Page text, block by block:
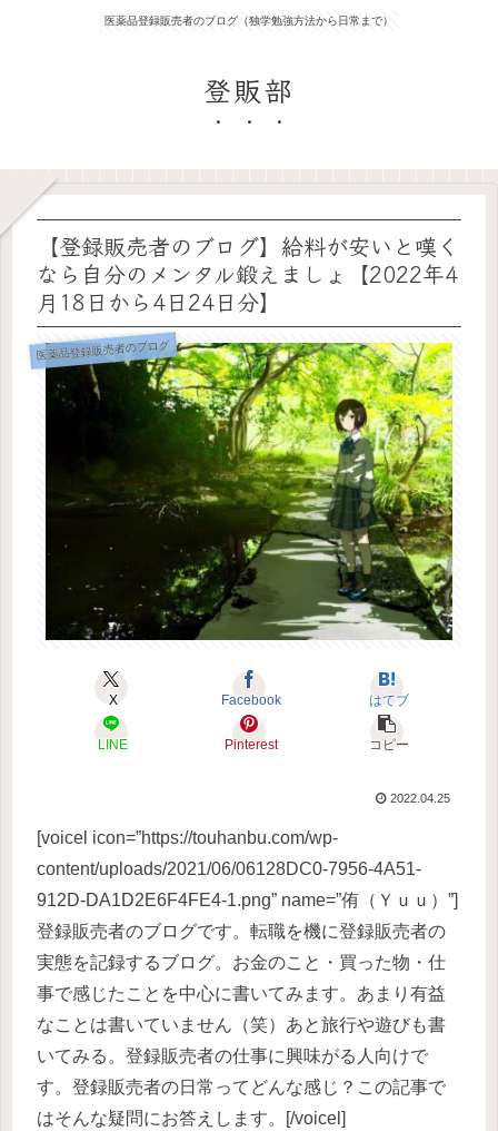
医薬品登録販売者のブログ（独学勉強方法から日常まで）
登販部
【登録販売者のブログ】給料が安いと嘆く
なら自分のメンタル鍛えましょ【2022年4
月18日から4日24日分】
医薬品登録販売者のブログ
X Facebook はてブ
LINE Pinterest コピー
2022.04.25
[voicel icon=”https://touhanbu.com/wp-
content/uploads/2021/06/06128DC0-7956-4A51-
912D-DA1D2E6F4FE4-1.png” name=”侑（Ｙｕｕ）”]
登録販売者のブログです。転職を機に登録販売者の
実態を記録するブログ。お金のこと・買った物・仕
事で感じたことを中心に書いてみます。あまり有益
なことは書いていません（笑）あと旅行や遊びも書
いてみる。登録販売者の仕事に興味がる人向けで
す。登録販売者の日常ってどんな感じ？この記事で
はそんな疑問にお答えします。[/voicel]